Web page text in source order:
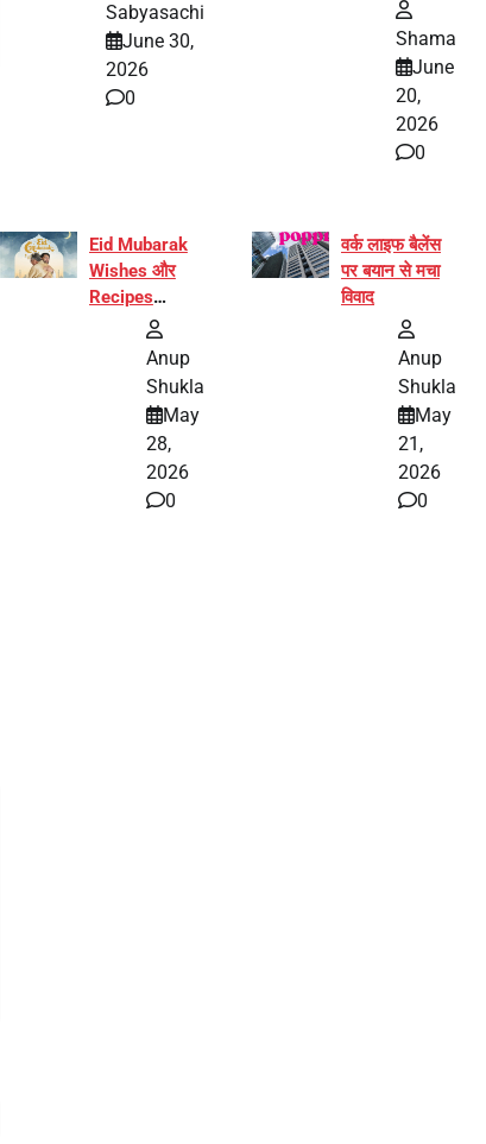
Sabyasachi
June 30,
2026
0
जायसवाल बनीं योग
अभियान का हिस्सा
Shama
June
20,
2026
0
Eid Mubarak
Wishes और
Recipes
इंटरनेट पर हुईं
Anup
Shukla
May
28,
2026
0
वर्क लाइफ बैलेंस
पर बयान से मचा
विवाद
Anup
Shukla
May
21,
2026
0